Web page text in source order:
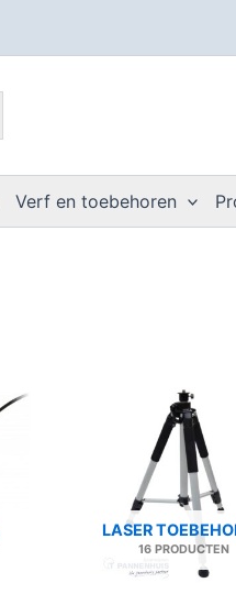
Verf en toebehoren
LASER
16 PRODUCTEN